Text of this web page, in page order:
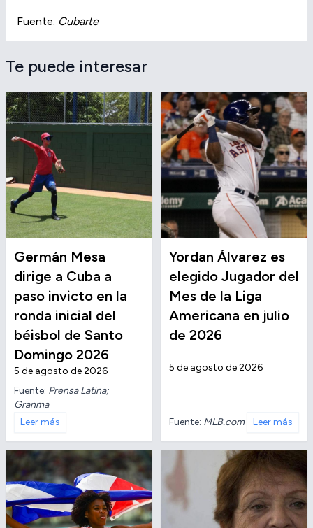
Fuente: Cubarte
Te puede interesar
Germán Mesa
dirige a Cuba a
paso invicto en la
ronda inicial del
béisbol de Santo
Domingo 2026
5 de agosto de 2026
Fuente: Prensa Latina;
Granma
Leer más
Yordan Álvarez es
elegido Jugador del
Mes de la Liga
Americana en julio
de 2026
5 de agosto de 2026
Fuente: MLB.com Leer más